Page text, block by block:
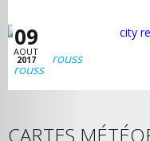
09
AOUT
2017
rouss
CARTES